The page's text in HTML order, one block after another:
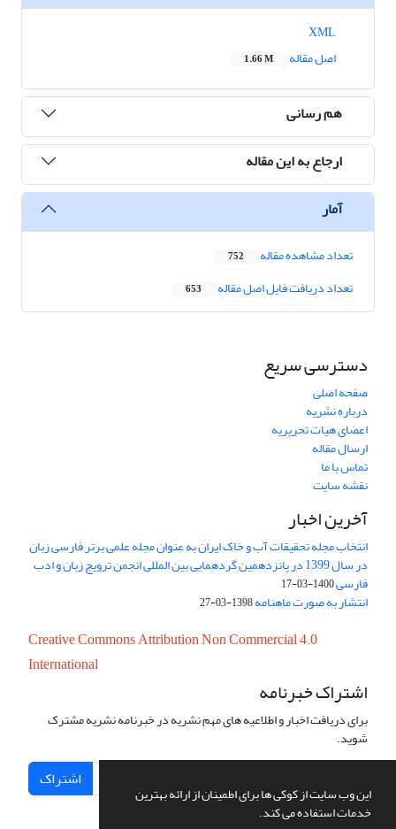
این وب سایت از کوکی ها برای اطمینان از ارائه بهترین
خدمات استفاده می کند.
اصل مقاله
1.66 M
هم رسانی
ارجاع به این مقاله
آمار
تعداد مشاهده مقاله 752
تعداد دریافت فایل اصل مقاله 653
دسترسی سریع
صفحه اصلی
درباره نشریه
اعضای هیات تحریریه
ارسال مقاله
تماس با ما
نقشه سایت
آخرین اخبار
انتخاب مجله تحقیقات آب و خاک ایران به عنوان مجله علمی برتر فارسی زبان
در سال 1399 در پانزدهمین گردهمایی بین المللی انجمن ترویج زبان و ادب
فارسی1400-03-17
انتشار به صورت ماهنامه1398-03-27
Creative Commons Attribution Non Commercial 4.0
International
اشتراک خبرنامه
برای دریافت اخبار و اطلاعیه های مهم نشریه در خبرنامه نشریه مشترک
شوید.
اشتراک